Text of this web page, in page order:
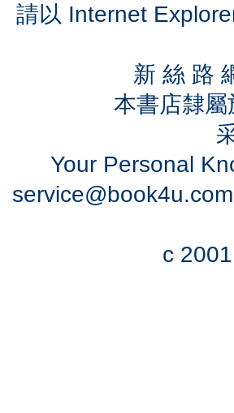
請以 Internet
新 絲 路
本書店隸
Your Personal
c